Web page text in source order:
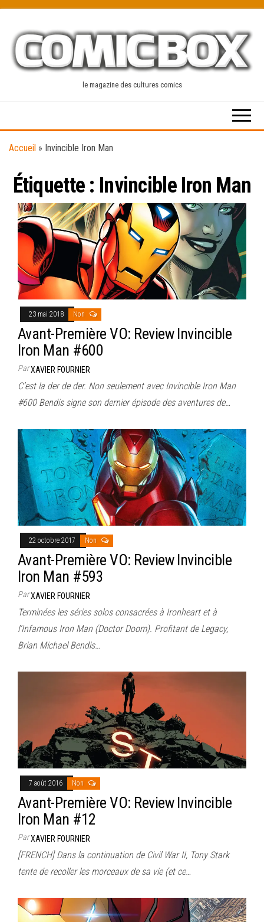
content
le magazine des cultures comics
Accueil » Invincible Iron Man
Étiquette : Invincible Iron Man
23 mai 2018 Non
Avant-Première VO: Review Invincible
Iron Man #600
ParXAVIER FOURNIER
C’est la der de der. Non seulement avec Invincible Iron Man
#600 Bendis signe son dernier épisode des aventures de…
22 octobre 2017 Non
Avant-Première VO: Review Invincible
Iron Man #593
ParXAVIER FOURNIER
Terminées les séries solos consacrées à Ironheart et à
l’Infamous Iron Man (Doctor Doom). Profitant de Legacy,
Brian Michael Bendis…
7 août 2016 Non
Avant-Première VO: Review Invincible
Iron Man #12
ParXAVIER FOURNIER
[FRENCH] Dans la continuation de Civil War II, Tony Stark
tente de recoller les morceaux de sa vie (et ce…